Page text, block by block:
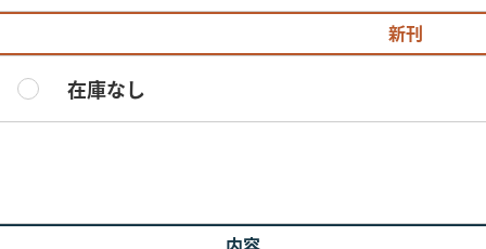
新刊
在庫なし